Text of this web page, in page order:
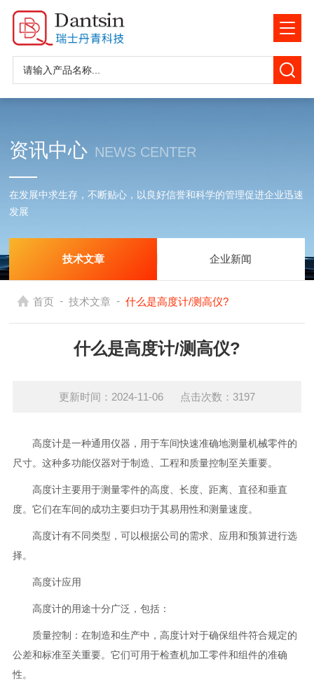
资讯中心 NEWS CENTER
在发展中求生存，不断贴心，以良好信誉和科学的管理促进企业迅速
发展
技术文章 企业新闻
首页 - 技术文章 - 什么是高度计/测高仪?
什么是高度计/测高仪?
更新时间：2024-11-06 点击次数：3197
高度计是一种通用仪器，用于车间快速准确地测量机械零件的
尺寸。这种多功能仪器对于制造、工程和质量控制至关重要。
高度计主要用于测量零件的高度、长度、距离、直径和垂直
度。它们在车间的成功主要归功于其易用性和测量速度。
高度计有不同类型，可以根据公司的需求、应用和预算进行选
择。
高度计应用
高度计的用途十分广泛，包括：
质量控制：在制造和生产中，高度计对于确保组件符合规定的
公差和标准至关重要。它们可用于检查机加工零件和组件的准确
性。